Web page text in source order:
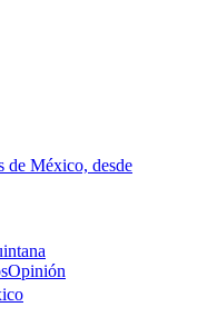
de México, desde
Opinión